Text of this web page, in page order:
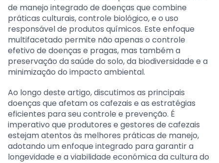
de manejo integrado de doenças que combine
práticas culturais, controle biológico, e o uso
responsável de produtos químicos. Este enfoque
multifacetado permite não apenas o controle
efetivo de doenças e pragas, mas também a
preservação da saúde do solo, da biodiversidade e a
minimização do impacto ambiental.
Ao longo deste artigo, discutimos as principais
doenças que afetam os cafezais e as estratégias
eficientes para seu controle e prevenção. É
imperativo que produtores e gestores de cafezais
estejam atentos às melhores práticas de manejo,
adotando um enfoque integrado para garantir a
longevidade e a viabilidade económica da cultura do